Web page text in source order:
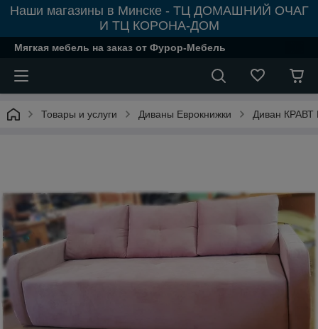
Наши магазины в Минске - ТЦ ДОМАШНИЙ ОЧАГ
И ТЦ КОРОНА-ДОМ
Мягкая мебель на заказ от Фурор-Мебель
Товары и услуги Диваны Еврокнижки Диван КРАВТ